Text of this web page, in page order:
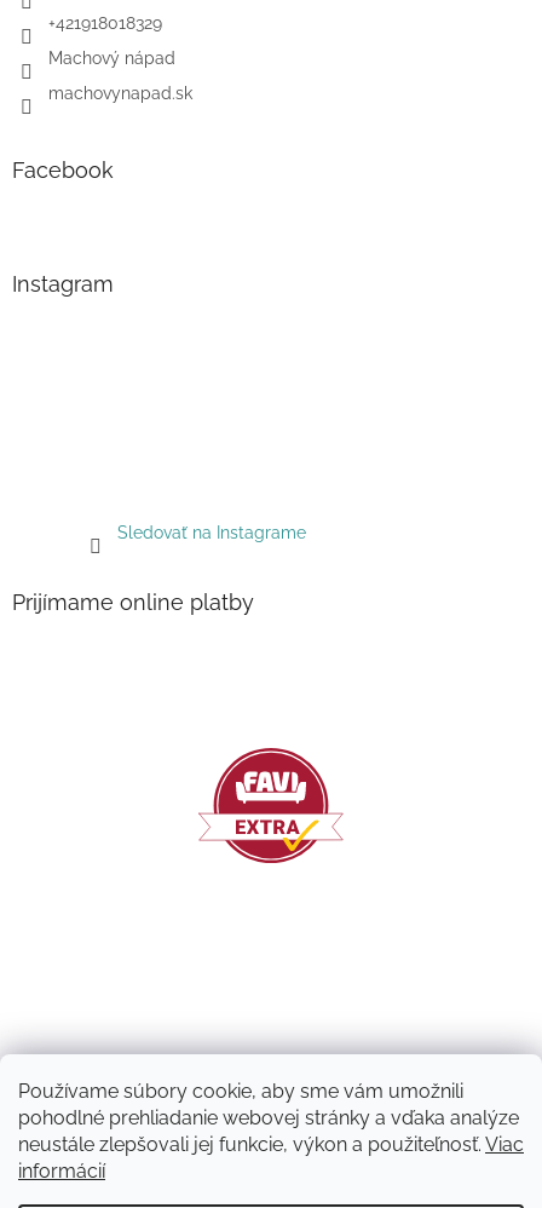
Používame súbory cookie, aby sme vám umožnili
pohodlné prehliadanie webovej stránky a vďaka analýze
neustále zlepšovali jej funkcie, výkon a použiteľnosť. Viac
informácií
+421918018329
Machový nápad
machovynapad.sk
Facebook
Instagram
Sledovať na Instagrame
Prijímame online platby